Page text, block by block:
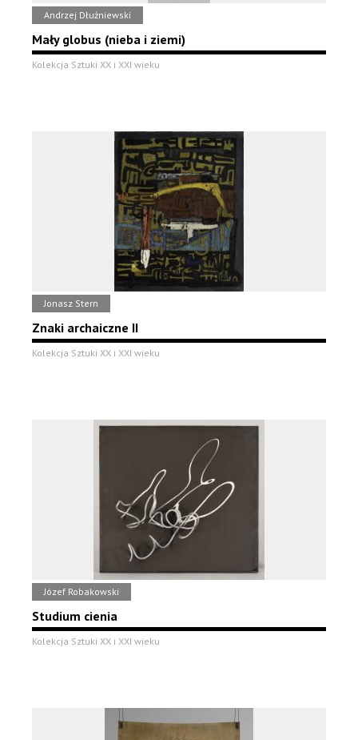
Andrzej Dłużniewski
Mały globus (nieba i ziemi)
Kolekcja Sztuki XX i XXI wieku
Jonasz Stern
Znaki archaiczne II
Kolekcja Sztuki XX i XXI wieku
Józef Robakowski
Studium cienia
Kolekcja Sztuki XX i XXI wieku